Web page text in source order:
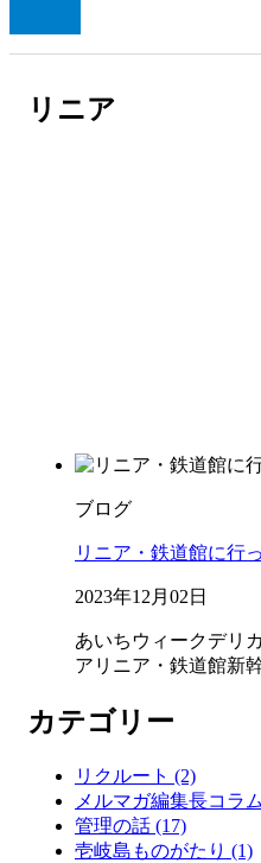
リニア
ブログ
リニア・鉄道館に行
2023年12月02日
あいちウィークデリ
ア リニア・鉄道館新
カテゴリー
リクルート (2)
メルマガ編集長コラ
管理の話 (17)
壱岐島ものがたり (1)